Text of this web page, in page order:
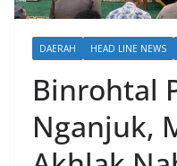
DAERAH HEAD LINE NEWS
Binrohtal
Nganjuk,